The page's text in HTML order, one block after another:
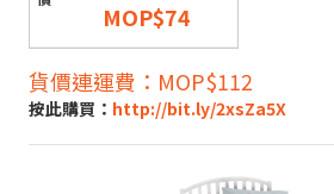
MOP$74
貨價連運費：MOP$112
按此購買： http://bit.ly/2xsZa5X